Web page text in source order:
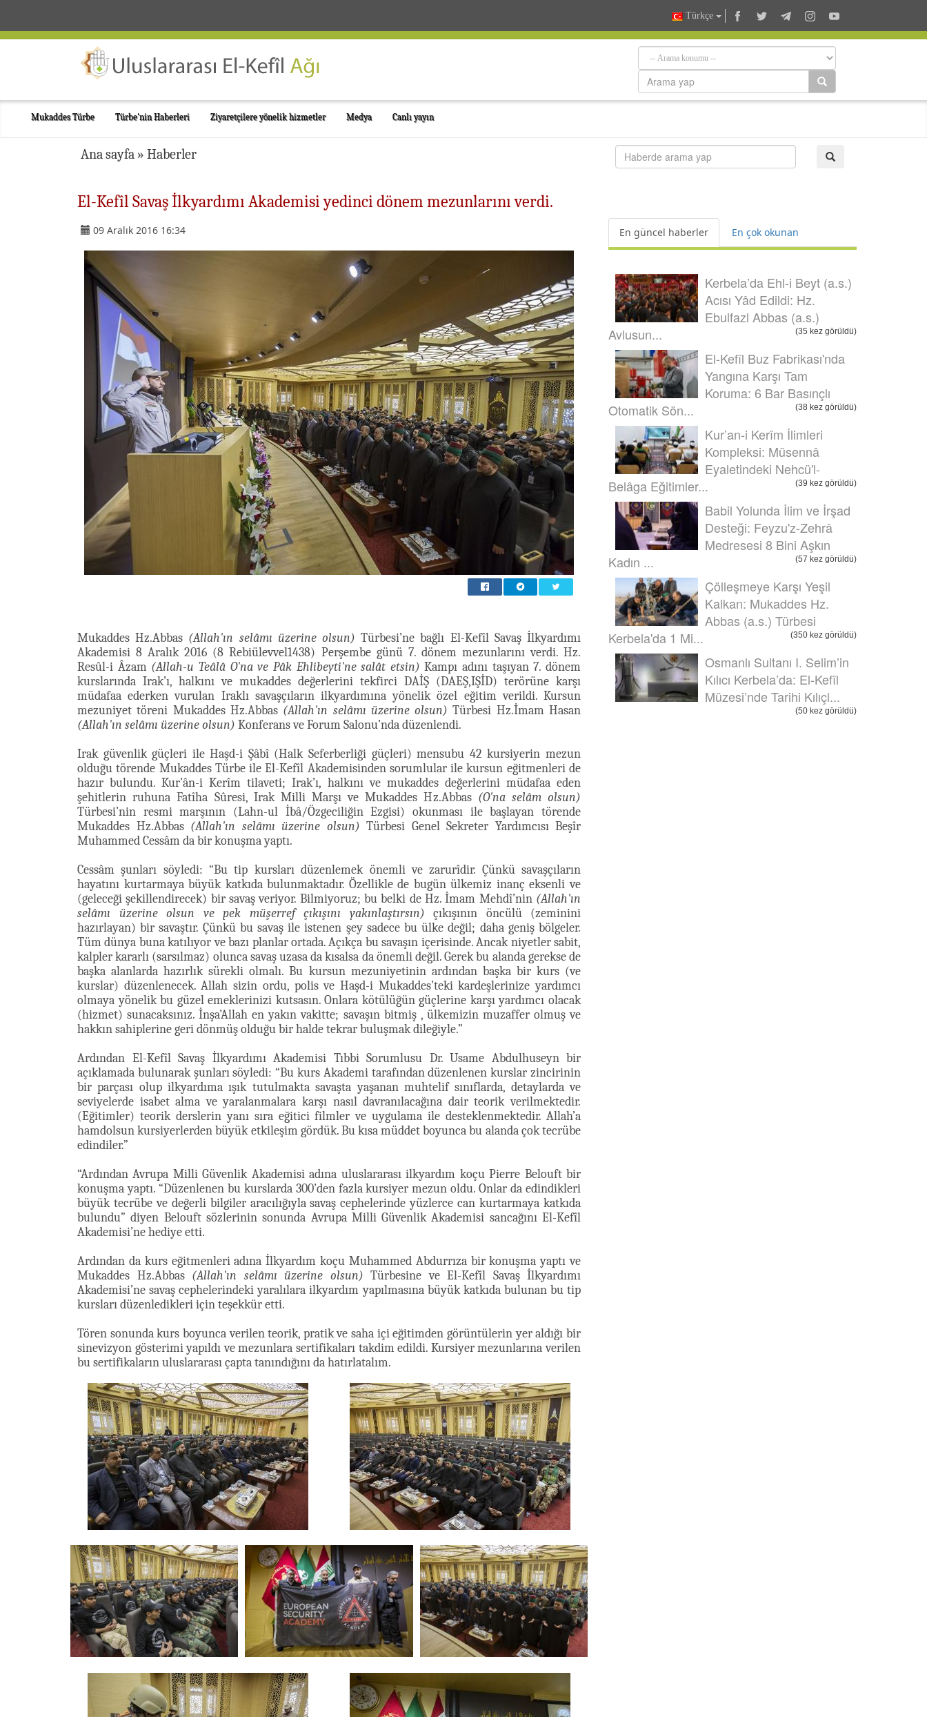
Türkçe
Mukaddes Türbe Türbe'nin Haberleri Ziyaretçilere yönelik hizmetler Medya Canlı yayın
Ana sayfa » Haberler
El-Kefîl Savaş İlkyardımı Akademisi yedinci dönem mezunlarını verdi.
09 Aralık 2016 16:34
Mukaddes Hz.Abbas (Allah'ın selâmı üzerine olsun) Türbesi’ne bağlı El-Kefîl Savaş İlkyardımı
Akademisi 8 Aralık 2016 (8 Rebiülevvel1438) Perşembe günü 7. dönem mezunlarını verdi. Hz.
Resûl-i Âzam (Allah-u Teâlâ O'na ve Pâk Ehlibeyti'ne salât etsin) Kampı adını taşıyan 7. dönem
kurslarında Irak’ı, halkını ve mukaddes değerlerini tekfirci DAİŞ (DAEŞ,IŞİD) terörüne karşı
müdafaa ederken vurulan Iraklı savaşçıların ilkyardımına yönelik özel eğitim verildi. Kursun
mezuniyet töreni Mukaddes Hz.Abbas (Allah'ın selâmı üzerine olsun) Türbesi Hz.İmam Hasan
(Allah'ın selâmı üzerine olsun) Konferans ve Forum Salonu’nda düzenlendi.
Irak güvenlik güçleri ile Haşd-i Şâbî (Halk Seferberliği güçleri) mensubu 42 kursiyerin mezun
olduğu törende Mukaddes Türbe ile El-Kefîl Akademisinden sorumlular ile kursun eğitmenleri de
hazır bulundu. Kur’ân-i Kerîm tilaveti; Irak’ı, halkını ve mukaddes değerlerini müdafaa eden
şehitlerin ruhuna Fatîha Sûresi, Irak Milli Marşı ve Mukaddes Hz.Abbas (O'na selâm olsun)
Türbesi’nin resmi marşının (Lahn-ul İbâ/Özgeciliğin Ezgisi) okunması ile başlayan törende
Mukaddes Hz.Abbas (Allah'ın selâmı üzerine olsun) Türbesi Genel Sekreter Yardımcısı Beşîr
Muhammed Cessâm da bir konuşma yaptı.
Cessâm şunları söyledi: “Bu tip kursları düzenlemek önemli ve zarurîdir. Çünkü savaşçıların
hayatını kurtarmaya büyük katkıda bulunmaktadır. Özellikle de bugün ülkemiz inanç eksenli ve
(geleceği şekillendirecek) bir savaş veriyor. Bilmiyoruz; bu belki de Hz. İmam Mehdî’nin (Allah'ın
selâmı üzerine olsun ve pek müşerref çıkışını yakınlaştırsın) çıkışının öncülü (zeminini
hazırlayan) bir savaştır. Çünkü bu savaş ile istenen şey sadece bu ülke değil; daha geniş bölgeler.
Tüm dünya buna katılıyor ve bazı planlar ortada. Açıkça bu savaşın içerisinde. Ancak niyetler sabit,
kalpler kararlı (sarsılmaz) olunca savaş uzasa da kısalsa da önemli değil. Gerek bu alanda gerekse de
başka alanlarda hazırlık sürekli olmalı. Bu kursun mezuniyetinin ardından başka bir kurs (ve
kurslar) düzenlenecek. Allah sizin ordu, polis ve Haşd-i Mukaddes’teki kardeşlerinize yardımcı
olmaya yönelik bu güzel emeklerinizi kutsasın. Onlara kötülüğün güçlerine karşı yardımcı olacak
(hizmet) sunacaksınız. İnşa’Allah en yakın vakitte; savaşın bitmiş , ülkemizin muzaffer olmuş ve
hakkın sahiplerine geri dönmüş olduğu bir halde tekrar buluşmak dileğiyle.”
Ardından El-Kefîl Savaş İlkyardımı Akademisi Tıbbi Sorumlusu Dr. Usame Abdulhuseyn bir
açıklamada bulunarak şunları söyledi: “Bu kurs Akademi tarafından düzenlenen kurslar zincirinin
bir parçası olup ilkyardıma ışık tutulmakta savaşta yaşanan muhtelif sınıflarda, detaylarda ve
seviyelerde isabet alma ve yaralanmalara karşı nasıl davranılacağına dair teorik verilmektedir.
(Eğitimler) teorik derslerin yanı sıra eğitici filmler ve uygulama ile desteklenmektedir. Allah’a
hamdolsun kursiyerlerden büyük etkileşim gördük. Bu kısa müddet boyunca bu alanda çok tecrübe
edindiler.”
“Ardından Avrupa Milli Güvenlik Akademisi adına uluslararası ilkyardım koçu Pierre Belouft bir
konuşma yaptı. “Düzenlenen bu kurslarda 300’den fazla kursiyer mezun oldu. Onlar da edindikleri
büyük tecrübe ve değerli bilgiler aracılığıyla savaş cephelerinde yüzlerce can kurtarmaya katkıda
bulundu” diyen Belouft sözlerinin sonunda Avrupa Milli Güvenlik Akademisi sancağını El-Kefîl
Akademisi’ne hediye etti.
Ardından da kurs eğitmenleri adına İlkyardım koçu Muhammed Abdurrıza bir konuşma yaptı ve
Mukaddes Hz.Abbas (Allah'ın selâmı üzerine olsun) Türbesine ve El-Kefîl Savaş İlkyardımı
Akademisi’ne savaş cephelerindeki yaralılara ilkyardım yapılmasına büyük katkıda bulunan bu tip
kursları düzenledikleri için teşekkür etti.
Tören sonunda kurs boyunca verilen teorik, pratik ve saha içi eğitimden görüntülerin yer aldığı bir
sinevizyon gösterimi yapıldı ve mezunlara sertifikaları takdim edildi. Kursiyer mezunlarına verilen
bu sertifikaların uluslararası çapta tanındığını da hatırlatalım.
En güncel haberler En çok okunan
Kerbela’da Ehl-i Beyt (a.s.)
Acısı Yâd Edildi: Hz.
Ebulfazl Abbas (a.s.)
Avlusun...
(35 kez görüldü)
El-Kefîl Buz Fabrikası'nda
Yangına Karşı Tam
Koruma: 6 Bar Basınçlı
Otomatik Sön...
(38 kez görüldü)
Kur’an-i Kerîm İlimleri
Kompleksi: Müsennâ
Eyaletindeki Nehcü'l-
Belâga Eğitimler...
(39 kez görüldü)
Babil Yolunda İlim ve İrşad
Desteği: Feyzu'z-Zehrâ
Medresesi 8 Bini Aşkın
Kadın ...
(57 kez görüldü)
Çölleşmeye Karşı Yeşil
Kalkan: Mukaddes Hz.
Abbas (a.s.) Türbesi
Kerbela'da 1 Mi...
(350 kez görüldü)
Osmanlı Sultanı I. Selim’in
Kılıcı Kerbela’da: El-Kefîl
Müzesi’nde Tarihi Kılıçl...
(50 kez görüldü)